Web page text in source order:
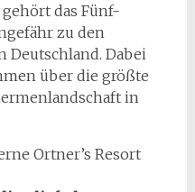
das Fünf-
zu den
Deutschland. Dabei
über die größte
in
Ortner’s Resort